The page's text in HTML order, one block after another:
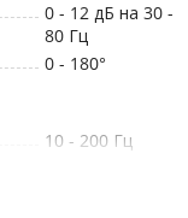
0 - 12 дБ на 30 -
80 Гц
0 - 180°
10 - 200 Гц